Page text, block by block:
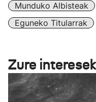
Munduko Albisteak
Eguneko Titularrak
Zure